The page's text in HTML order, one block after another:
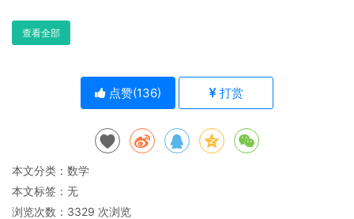
查看全部
点赞(136) 打赏
本文分类： 数学
本文标签：无
浏览次数： 3329 次浏览